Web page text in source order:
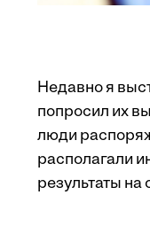
Недавно я
попросил их
люди
располагали
результаты на